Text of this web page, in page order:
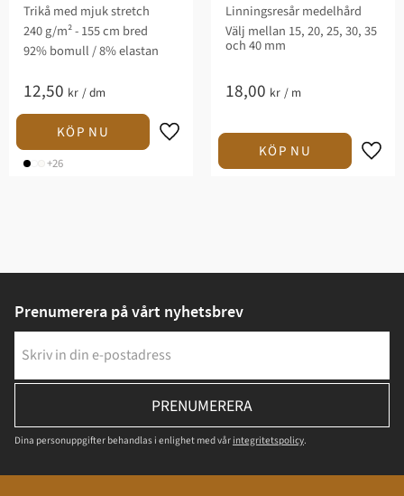
Trikå med mjuk stretch
240 g/m² - 155 cm bred
92% bomull / 8% elastan
12,50 kr /dm
+26
Linningsresår medelhård
Välj mellan 15, 20, 25, 30, 35
och 40 mm
18,00 kr / m
Prenumerera på vårt nyhetsbrev
PRENUMERERA
Dina personuppgifter behandlas i enlighet med vår integritetspolicy.